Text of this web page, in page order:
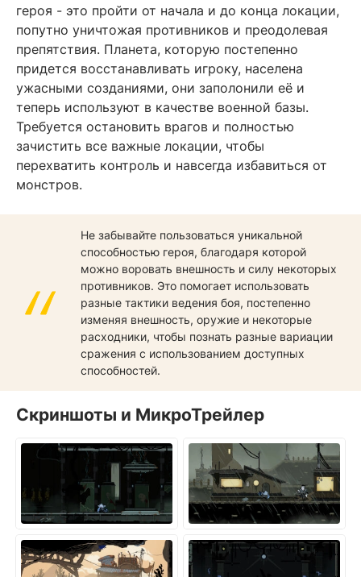
героя - это пройти от начала и до конца локации,
попутно уничтожая противников и преодолевая
препятствия. Планета, которую постепенно
придется восстанавливать игроку, населена
ужасными созданиями, они заполонили её и
теперь используют в качестве военной базы.
Требуется остановить врагов и полностью
зачистить все важные локации, чтобы
перехватить контроль и навсегда избавиться от
монстров.
Не забывайте пользоваться уникальной
способностью героя, благодаря которой
можно воровать внешность и силу некоторых
противников. Это помогает использовать
разные тактики ведения боя, постепенно
изменяя внешность, оружие и некоторые
расходники, чтобы познать разные вариации
сражения с использованием доступных
способностей.
Скриншоты и МикроТрейлер